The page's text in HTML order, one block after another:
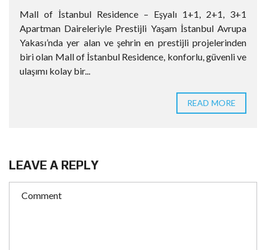
Mall of İstanbul Residence – Eşyalı 1+1, 2+1, 3+1
Apartman Daireleriyle Prestijli Yaşam İstanbul Avrupa
Yakası’nda yer alan ve şehrin en prestijli projelerinden
biri olan Mall of İstanbul Residence, konforlu, güvenli ve
ulaşımı kolay bir...
READ MORE
LEAVE A REPLY